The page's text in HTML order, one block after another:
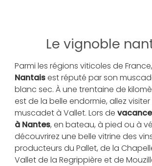
Le vignoble
Parmi les régions viticoles de
Nantaisest réputé par son
blanc sec. À une trentaine de
est de la belle endormie, allez
muscadet à Vallet. Lors de
à Nantes, en bateau, à pied ou à
découvrirez une belle vitrine des
producteurs du Pallet, de la
Vallet de la Regrippière et de